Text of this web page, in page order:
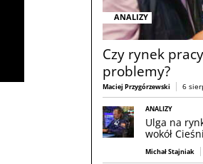
ANALIZY
Czy rynek
problemy?
Maciej Przygórzewski 6
ANALIZY
Ulga na
wokół
Michał Stajniak